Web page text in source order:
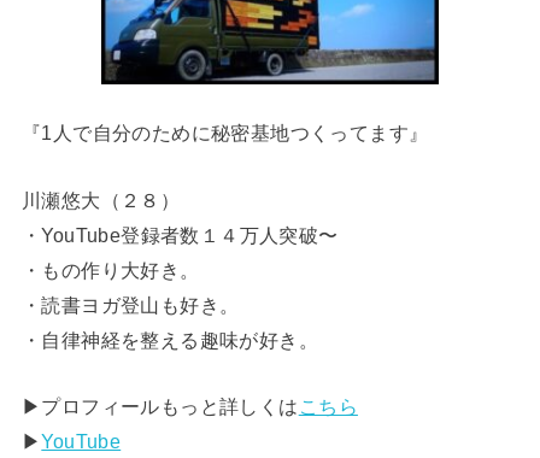
『1人で自分のために秘密基地つくってます』
川瀬悠大（２８）
・YouTube登録者数１４万人突破〜
・もの作り大好き。
・読書ヨガ登山も好き。
・自律神経を整える趣味が好き。
▶︎プロフィールもっと詳しくは こちら
▶︎YouTube